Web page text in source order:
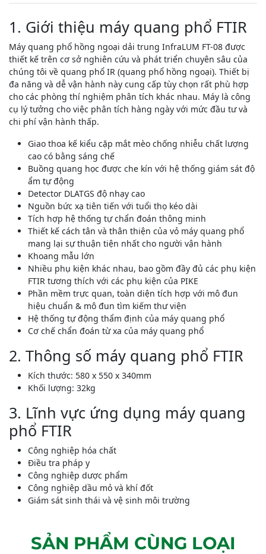
1. Giới thiệu máy quang phổ FTIR
Máy quang phổ hồng ngoại dải trung InfraLUM FT-08 được
thiết kế trên cơ sở nghiên cứu và phát triển chuyên sâu của
chúng tôi về quang phổ IR (quang phổ hồng ngoại). Thiết bị
đa năng và dễ vận hành này cung cấp tùy chọn rất phù hợp
cho các phòng thí nghiệm phân tích khác nhau. Máy là công
cụ lý tưởng cho việc phân tích hàng ngày với mức đầu tư và
chi phí vận hành thấp.
Giao thoa kế kiểu cặp mắt mèo chống nhiễu chất lượng
cao có bằng sáng chế
Buồng quang học được che kín với hệ thống giám sát độ
ẩm tự động
Detector DLATGS độ nhạy cao
Nguồn bức xạ tiên tiến với tuổi thọ kéo dài
Tích hợp hệ thống tự chẩn đoán thông minh
Thiết kế cách tân và thân thiện của vỏ máy quang phổ
mang lại sự thuận tiện nhất cho người vận hành
Khoang mẫu lớn
Nhiều phụ kiện khác nhau, bao gồm đầy đủ các phụ kiện
FTIR tương thích với các phụ kiện của PIKE
Phần mềm trực quan, toàn diện tích hợp với mô đun
hiệu chuẩn & mô đun tìm kiếm thư viện
Hệ thống tự động thẩm định của máy quang phổ
Cơ chế chẩn đoán từ xa của máy quang phổ
2. Thông số máy quang phổ FTIR
Kích thước: 580 x 550 x 340mm
Khối lượng: 32kg
3. Lĩnh vực ứng dụng máy quang
phổ FTIR
Công nghiệp hóa chất
Điều tra pháp y
Công nghiệp dược phẩm
Công nghiệp dầu mỏ và khí đốt
Giám sát sinh thái và vệ sinh môi trường
SẢN PHẨM CÙNG LOẠI